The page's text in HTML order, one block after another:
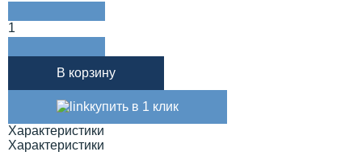
1
В корзину
купить в 1 клик
Характеристики
Характеристики